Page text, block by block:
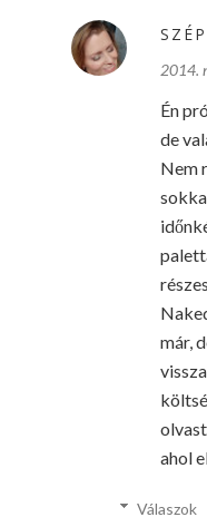
2014.
Én
de
Nem
már,
ahol
Válaszok